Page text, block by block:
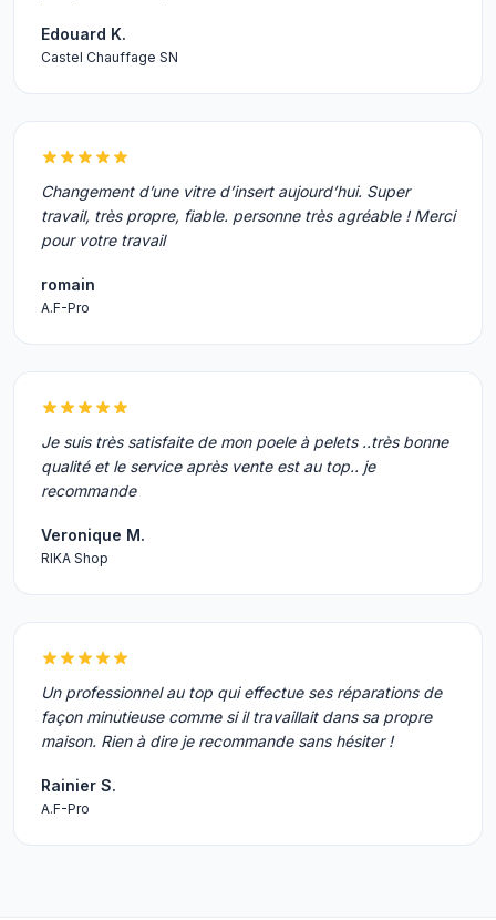
Edouard K.
Castel Chauffage SN
Changement d’une vitre d’insert aujourd’hui. Super
travail, très propre, fiable. personne très agréable ! Merci
pour votre travail
romain
A.F-Pro
Je suis très satisfaite de mon poele à pelets ..très bonne
qualité et le service après vente est au top.. je
recommande
Veronique M.
RIKA Shop
Un professionnel au top qui effectue ses réparations de
façon minutieuse comme si il travaillait dans sa propre
maison. Rien à dire je recommande sans hésiter !
Rainier S.
A.F-Pro